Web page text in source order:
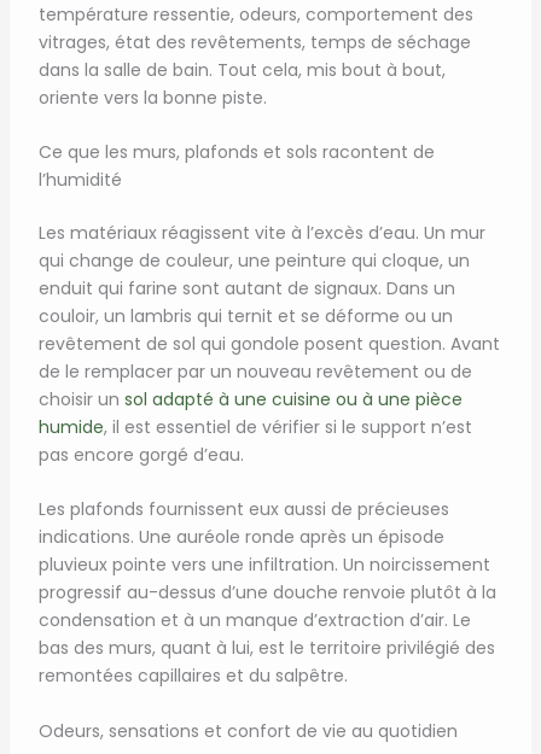
température ressentie, odeurs, comportement des
vitrages, état des revêtements, temps de séchage
dans la salle de bain. Tout cela, mis bout à bout,
oriente vers la bonne piste.
Ce que les murs, plafonds et sols racontent de
l’humidité
Les matériaux réagissent vite à l’excès d’eau. Un mur
qui change de couleur, une peinture qui cloque, un
enduit qui farine sont autant de signaux. Dans un
couloir, un lambris qui ternit et se déforme ou un
revêtement de sol qui gondole posent question. Avant
de le remplacer par un nouveau revêtement ou de
choisir un sol adapté à une cuisine ou à une pièce
humide, il est essentiel de vérifier si le support n’est
pas encore gorgé d’eau.
Les plafonds fournissent eux aussi de précieuses
indications. Une auréole ronde après un épisode
pluvieux pointe vers une infiltration. Un noircissement
progressif au-dessus d’une douche renvoie plutôt à la
condensation et à un manque d’extraction d’air. Le
bas des murs, quant à lui, est le territoire privilégié des
remontées capillaires et du salpêtre.
Odeurs, sensations et confort de vie au quotidien